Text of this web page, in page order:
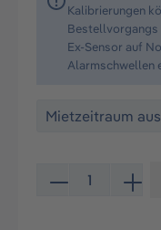
Kalibrierungen
Bestellvorgangs
Ex-Sensor auf
Alarmschwellen
Produkt Anzahl: